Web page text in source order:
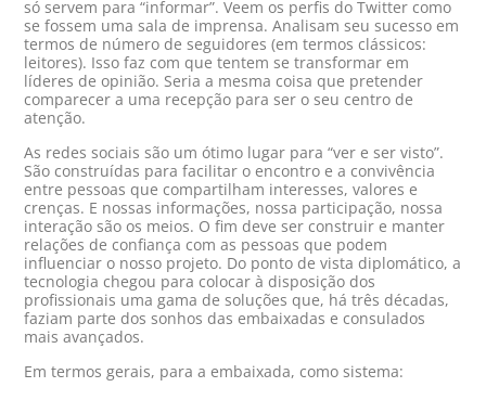
só servem para “informar”. Veem os perfis do Twitter como
se fossem uma sala de imprensa. Analisam seu sucesso em
termos de número de seguidores (em termos clássicos:
leitores). Isso faz com que tentem se transformar em
líderes de opinião. Seria a mesma coisa que pretender
comparecer a uma recepção para ser o seu centro de
atenção.
As redes sociais são um ótimo lugar para “ver e ser visto”.
São construídas para facilitar o encontro e a convivência
entre pessoas que compartilham interesses, valores e
crenças. E nossas informações, nossa participação, nossa
interação são os meios. O fim deve ser construir e manter
relações de confiança com as pessoas que podem
influenciar o nosso projeto. Do ponto de vista diplomático, a
tecnologia chegou para colocar à disposição dos
profissionais uma gama de soluções que, há três décadas,
faziam parte dos sonhos das embaixadas e consulados
mais avançados.
Em termos gerais, para a embaixada, como sistema: